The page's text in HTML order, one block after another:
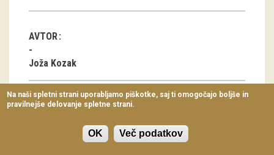
Koledar dogodkov
Prireditve
Predavanja
Delavnice
Vodeni ogledi
AVTOR
Joža Kozak
KLASIFIKACIJA
Delo, zaposlitev
Na naši spletni strani uporabljamo piškotke, saj ti omogočajo boljše in
pravilnejše delovanje spletne strani.
OK Več podatkov